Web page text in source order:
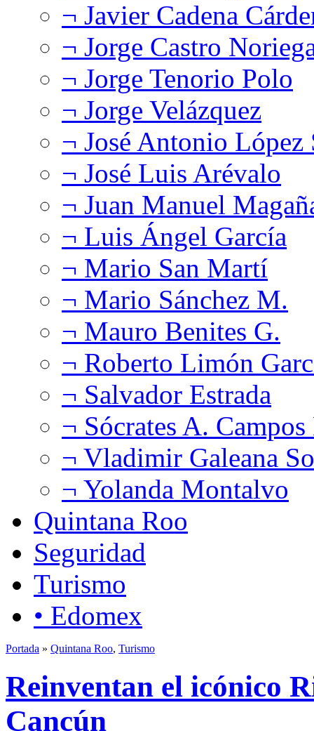
¬ Javier Cadena
¬ Jorge Castro
¬ Jorge Tenorio Polo
¬ Jorge Velázquez
¬ José Antonio López
¬ José Luis Arévalo
¬ Juan Manuel
¬ Luis Ángel García
¬ Mario San Martí
¬ Mario Sánchez M.
¬ Mauro Benites G.
¬ Roberto Limón
¬ Salvador Estrada
¬ Sócrates A.
¬ Vladimir Galeana
¬ Yolanda Montalvo
Quintana Roo
Seguridad
Turismo
• Edomex
Portada » Quintana Roo, Turismo
Reinventan el icónico
Cancún